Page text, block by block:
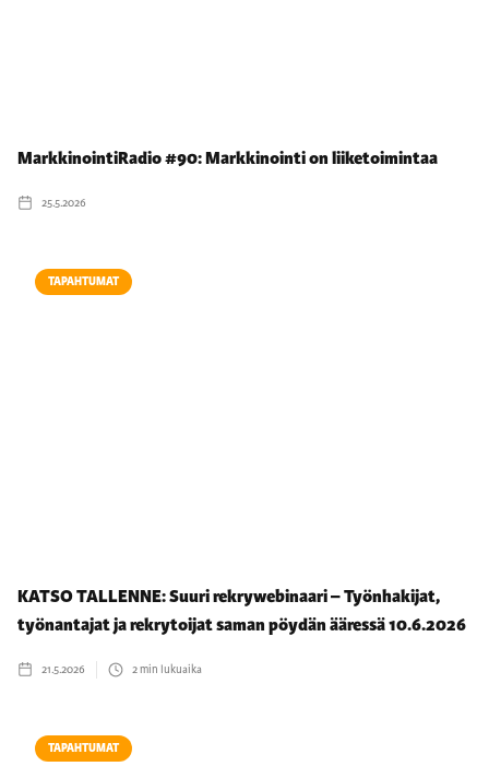
MarkkinointiRadio #90: Markkinointi on liiketoimintaa
25.5.2026
TAPAHTUMAT
KATSO TALLENNE: Suuri rekrywebinaari – Työnhakijat,
työnantajat ja rekrytoijat saman pöydän ääressä 10.6.2026
21.5.2026 2min lukuaika
TAPAHTUMAT